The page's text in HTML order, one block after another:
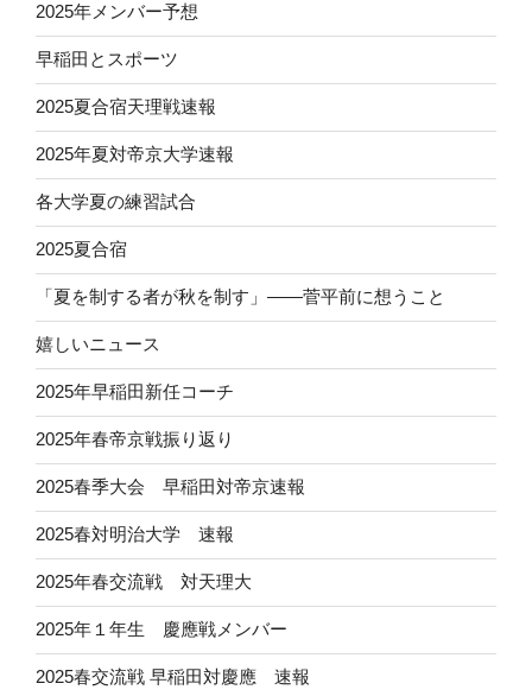
2025年メンバー予想
早稲田とスポーツ
2025夏合宿天理戦速報
2025年夏対帝京大学速報
各大学夏の練習試合
2025夏合宿
「夏を制する者が秋を制す」——菅平前に想うこと
嬉しいニュース
2025年早稲田新任コーチ
2025年春帝京戦振り返り
2025春季大会 早稲田対帝京速報
2025春対明治大学 速報
2025年春交流戦 対天理大
2025年１年生 慶應戦メンバー
2025春交流戦 早稲田対慶應 速報